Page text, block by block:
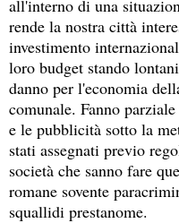
all'interno di una
rende la nostra città
investimento
loro budget stando
danno per l'economia
comunale. Fanno
e le pubblicità sotto la
stati assegnati previo
società che sanno fare
romane sovente
squallidi prestanome.